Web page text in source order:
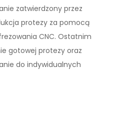
zatwierdzony przez
protezy za pomocą
CNC. Ostatnim
gotowej protezy oraz
do indywidualnych